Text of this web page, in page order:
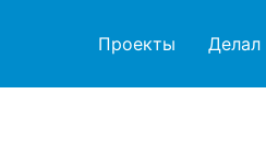
Проекты Делал